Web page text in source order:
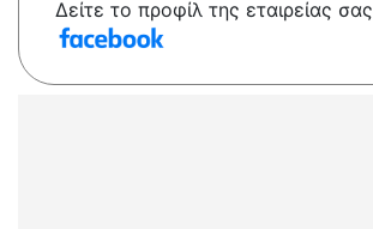
Δείτε το προφίλ της εταιρείας σας